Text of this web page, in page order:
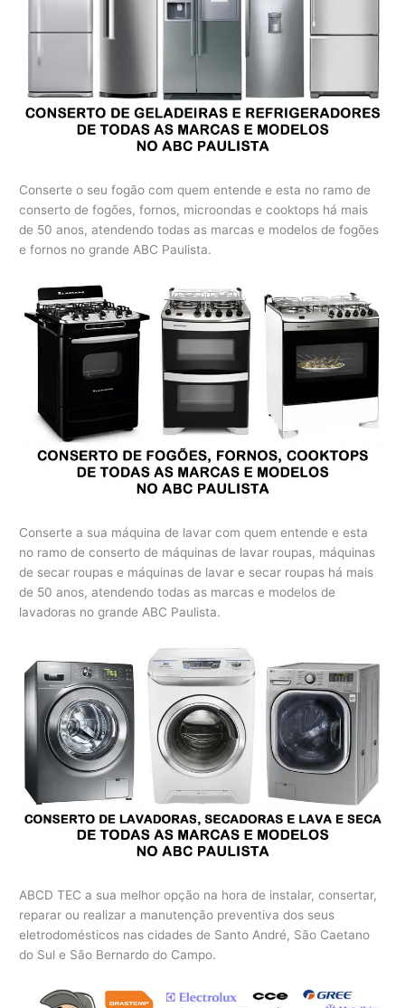
Conserte o seu fogão com quem entende e esta no ramo de
conserto de fogões, fornos, microondas e cooktops há mais
de 50 anos, atendendo todas as marcas e modelos de fogões
e fornos no grande ABC Paulista.
Conserte a sua máquina de lavar com quem entende e esta
no ramo de conserto de máquinas de lavar roupas, máquinas
de secar roupas e máquinas de lavar e secar roupas há mais
de 50 anos, atendendo todas as marcas e modelos de
lavadoras no grande ABC Paulista.
ABCD TEC a sua melhor opção na hora de instalar, consertar,
reparar ou realizar a manutenção preventiva dos seus
eletrodomésticos nas cidades de Santo André, São Caetano
do Sul e São Bernardo do Campo.